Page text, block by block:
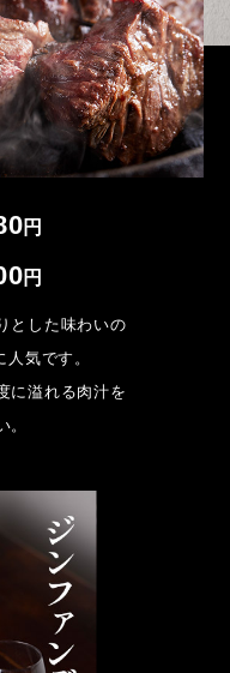
円
円
とした味わいの
人気です。
に溢れる肉汁を
。